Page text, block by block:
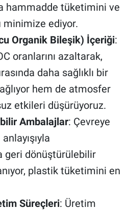
hammadde tüketimini ve
minimize ediyor.
Organik Bileşik) İçeriği:
oranlarını azaltarak,
daha sağlıklı bir
hem de atmosfer
etkileri düşürüyoruz.
Ambalajlar: Çevreye
geri dönüştürülebilir
plastik tüketimini en
Süreçleri: Üretim